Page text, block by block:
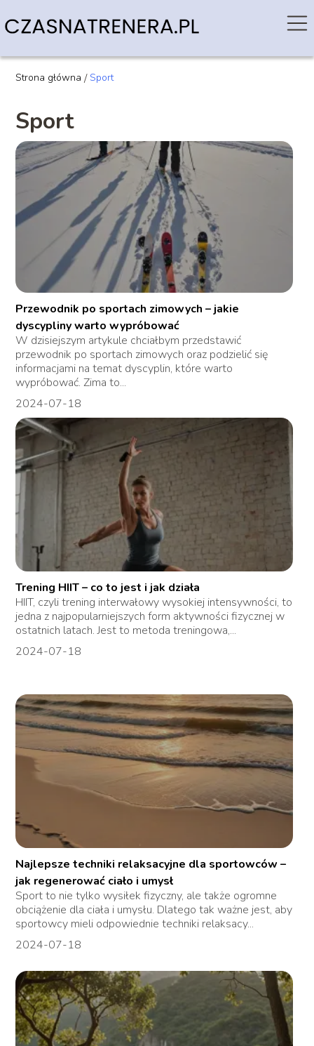
Strona główna /Sport
Sport
Przewodnik po sportach zimowych – jakie
dyscypliny warto wypróbować
W dzisiejszym artykule chciałbym przedstawić
przewodnik po sportach zimowych oraz podzielić się
informacjami na temat dyscyplin, które warto
wypróbować. Zima to...
2024-07-18
Trening HIIT – co to jest i jak działa
HIIT, czyli trening interwałowy wysokiej intensywności, to
jedna z najpopularniejszych form aktywności fizycznej w
ostatnich latach. Jest to metoda treningowa,...
2024-07-18
Najlepsze techniki relaksacyjne dla sportowców –
jak regenerować ciało i umysł
Sport to nie tylko wysiłek fizyczny, ale także ogromne
obciążenie dla ciała i umysłu. Dlatego tak ważne jest, aby
sportowcy mieli odpowiednie techniki relaksacy...
2024-07-18